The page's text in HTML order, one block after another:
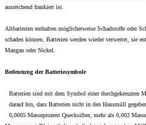
ausreichend frankiert ist.
Altbatterien enthalten möglicherweise Schadstoffe oder
schaden können. Batterien werden wieder verwertet, sie
Mangan oder Nickel.
Bedeutung der Batteriesymbole
Batterien sind mit dem Symbol einer durchgekreuzten
darauf hin, dass Batterien nicht in den Hausmüll
0,0005 Masseprozent Quecksilber, mehr als 0,002